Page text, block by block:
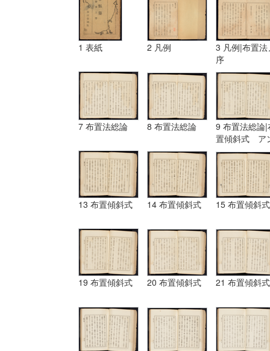
1 表紙 2 凡例
3 凡例|布置法
序
7 布置法総論 8 布置法総論
9 布置法総論|
置傾斜式 ア
ギュラール、
ムポシシヨン
13 布置傾斜式 14 布置傾斜式 15 布置傾斜式
19 布置傾斜式 20 布置傾斜式 21 布置傾斜式